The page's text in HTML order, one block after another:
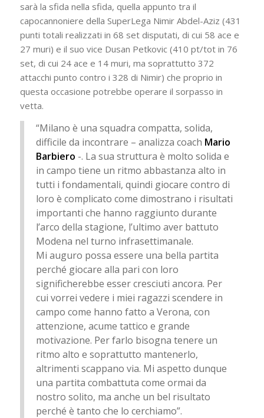
sarà la sfida nella sfida, quella appunto tra il
capocannoniere della SuperLega Nimir Abdel-Aziz (431
punti totali realizzati in 68 set disputati, di cui 58 ace e
27 muri) e il suo vice Dusan Petkovic (410 pt/tot in 76
set, di cui 24 ace e 14 muri, ma soprattutto 372
attacchi punto contro i 328 di Nimir) che proprio in
questa occasione potrebbe operare il sorpasso in
vetta.
“Milano è una squadra compatta, solida,
difficile da incontrare – analizza coach Mario
Barbiero -. La sua struttura è molto solida e
in campo tiene un ritmo abbastanza alto in
tutti i fondamentali, quindi giocare contro di
loro è complicato come dimostrano i risultati
importanti che hanno raggiunto durante
l’arco della stagione, l’ultimo aver battuto
Modena nel turno infrasettimanale.
Mi auguro possa essere una bella partita
perché giocare alla pari con loro
significherebbe esser cresciuti ancora. Per
cui vorrei vedere i miei ragazzi scendere in
campo come hanno fatto a Verona, con
attenzione, acume tattico e grande
motivazione. Per farlo bisogna tenere un
ritmo alto e soprattutto mantenerlo,
altrimenti scappano via. Mi aspetto dunque
una partita combattuta come ormai da
nostro solito, ma anche un bel risultato
perché è tanto che lo cerchiamo”.